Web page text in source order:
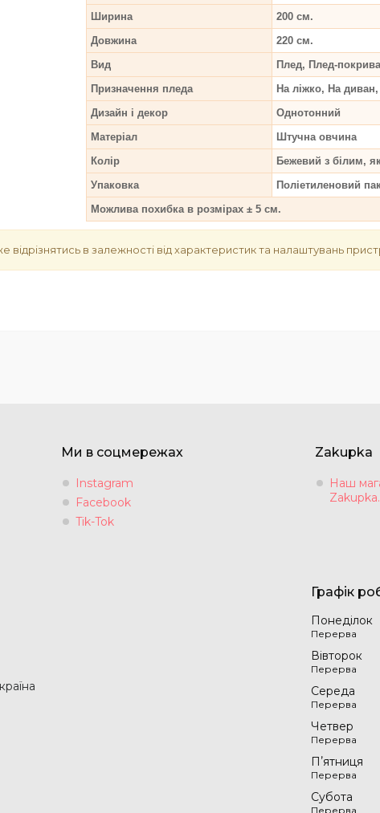
Ширина
200 см.
Довжина
220 см.
Вид
Плед, Плед-
Призначення пледа
На ліжко, На диван,
Дизайн і декор
Однотонний
Матеріал
Штучна овчина
Колір
Бежевий з білим,
Упаковка
Поліетиленовий
Можлива похибка в розмірах ± 5 см.
відрізнятись в залежності від характеристик та налаштувань
Ми в соцмережах
Instagram
Facebook
Tik-Tok
Zakupka
Наш
Графік
Понеділок
Вівторок
Середа
Четвер
Пʼятниця
Субота